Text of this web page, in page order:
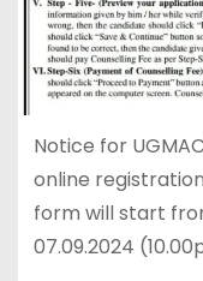
Notice for
online
form will start
07.09.2024